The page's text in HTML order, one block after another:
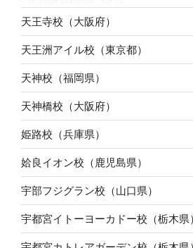
天王寺校（大阪府）
天王洲アイル校（東京都）
天神校（福岡県）
天神橋校（大阪府）
姫路校（兵庫県）
姶良イオン校（鹿児島県）
宇部フジグラン校（山口県）
宇都宮イトーヨーカドー校（栃木県